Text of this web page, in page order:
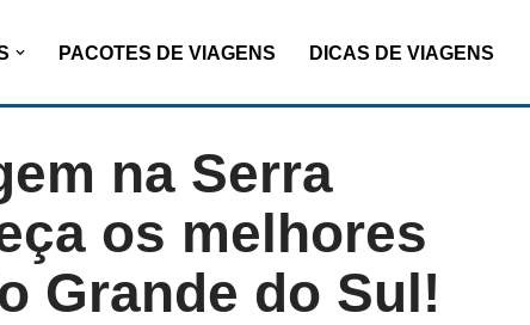
PACOTES DE VIAGENS DICAS DE VIAGENS
na Serra
os melhores
Grande do Sul!